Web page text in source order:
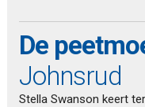
De
Johnsrud
Stella Swanson keert